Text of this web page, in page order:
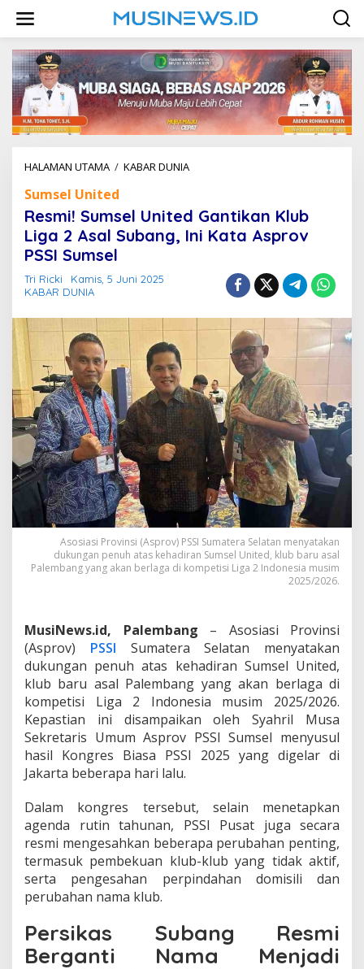
w
HALAMAN UTAMA / KABAR DUNIA
m
i
!
t
e
G
a
n
t
k
n
K
l
u
g
2
A
s
a
l
S
u
g
,
I
n
i
K
a
A
s
Sumsel United
Resmi! Sumsel United Gantikan Klub
Liga 2 Asal Subang, Ini Kata Asprov
PSSI Sumsel
Tri Ricki
Kamis, 5 Juni 2025
KABAR DUNIA
Asosiasi Provinsi (Asprov) PSSI Sumatera Selatan menyatakan
dukungan penuh atas kehadiran Sumsel United, klub baru asal
Palembang yang akan berlaga di kompetisi Liga 2 Indonesia musim
2025/2026.
MusiNews.id, Palembang – Asosiasi Provinsi
(Asprov) PSSI Sumatera Selatan menyatakan
dukungan penuh atas kehadiran Sumsel United,
klub baru asal Palembang yang akan berlaga di
kompetisi Liga 2 Indonesia musim 2025/2026.
Kepastian ini disampaikan oleh Syahril Musa
Sekretaris Umum Asprov PSSI Sumsel menyusul
hasil Kongres Biasa PSSI 2025 yang digelar di
Jakarta beberapa hari lalu.
Dalam kongres tersebut, selain menetapkan
agenda rutin tahunan, PSSI Pusat juga secara
resmi mengesahkan beberapa perubahan penting,
termasuk pembekuan klub-klub yang tidak aktif,
serta pengesahan perpindahan domisili dan
perubahan nama klub.
Persikas Subang Resmi
Berganti Nama Menjadi